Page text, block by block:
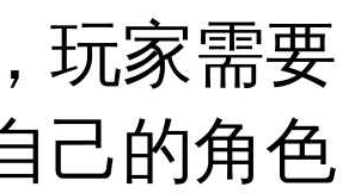
玩家需要
己的角色